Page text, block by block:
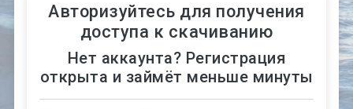
Авторизуйтесь для получения
доступа к скачиванию
Нет аккаунта? Регистрация
открыта и займёт меньше минуты